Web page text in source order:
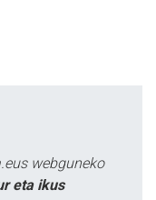
webguneko
eta ikus